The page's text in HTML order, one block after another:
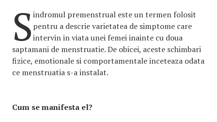
Sindromul premenstrual este un termen folosit
pentru a descrie varietatea de simptome care
intervin in viata unei femei inainte cu doua
saptamani de menstruatie. De obicei, aceste schimbari
fizice, emotionale si comportamentale inceteaza odata
ce menstruatia s-a instalat.
Cum se manifesta el?